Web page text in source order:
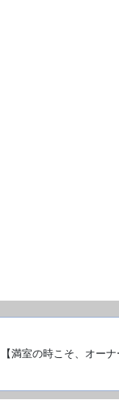
【満室の時こそ、オー